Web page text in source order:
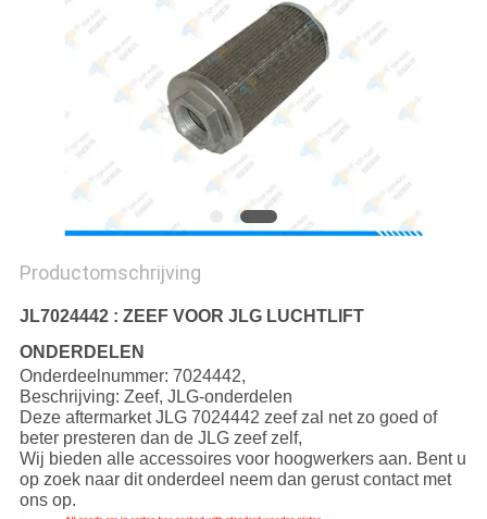
Productomschrijving
JL7024442 : ZEEF VOOR JLG LUCHTLIFT
ONDERDELEN
Onderdeelnummer: 7024442,
Beschrijving: Zeef, JLG-onderdelen
Deze aftermarket JLG 7024442 zeef zal net zo goed of
beter presteren dan de JLG zeef zelf,
Wij bieden alle accessoires voor hoogwerkers aan. Bent u
op zoek naar dit onderdeel neem dan gerust contact met
ons op.